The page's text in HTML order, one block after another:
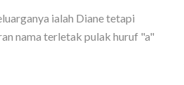
ialah Diane tetapi
nama terletak pulak huruf "a"